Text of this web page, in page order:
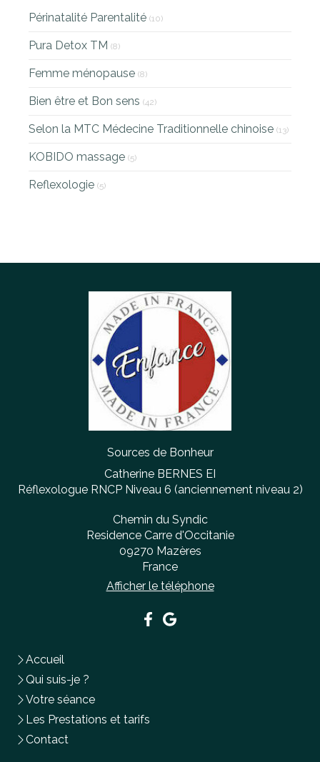
Périnatalité Parentalité (10)
Pura Detox TM (8)
Femme ménopause (8)
Bien être et Bon sens (42)
Selon la MTC Médecine Traditionnelle chinoise (13)
KOBIDO massage (5)
Reflexologie (5)
Sources de Bonheur
Catherine BERNES EI
Réflexologue RNCP Niveau 6 (anciennement niveau 2)
Chemin du Syndic
Residence Carre d'Occitanie
09270 Mazères
France
Afficher le téléphone
Accueil
Qui suis-je ?
Votre séance
Les Prestations et tarifs
Contact